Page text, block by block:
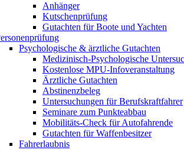
Anhänger
Kutschenprüfung
Gutachten für Boote und Yachten
Psychologische & ärztliche Gutachten
Medizinisch-Psychologische
Kostenlose MPU-Infoveranstaltung
Ärztliche Gutachten
Abstinenzbeleg
Untersuchungen für Berufskraftfahrer
Seminare zum Punkteabbau
Mobilitäts-Check für Autofahrende
Gutachten für Waffenbesitzer
Fahrerlaubnis